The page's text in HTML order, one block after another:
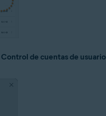
Control de cuentas de usuario